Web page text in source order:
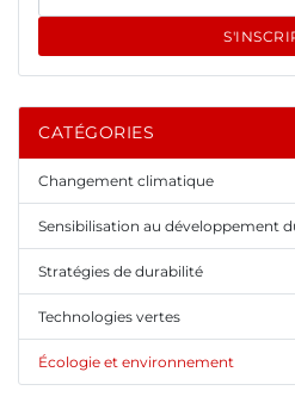
CATÉGORIES
Changement climatique
Sensibilisation au développement
Stratégies de durabilité
Technologies vertes
Écologie et environnement